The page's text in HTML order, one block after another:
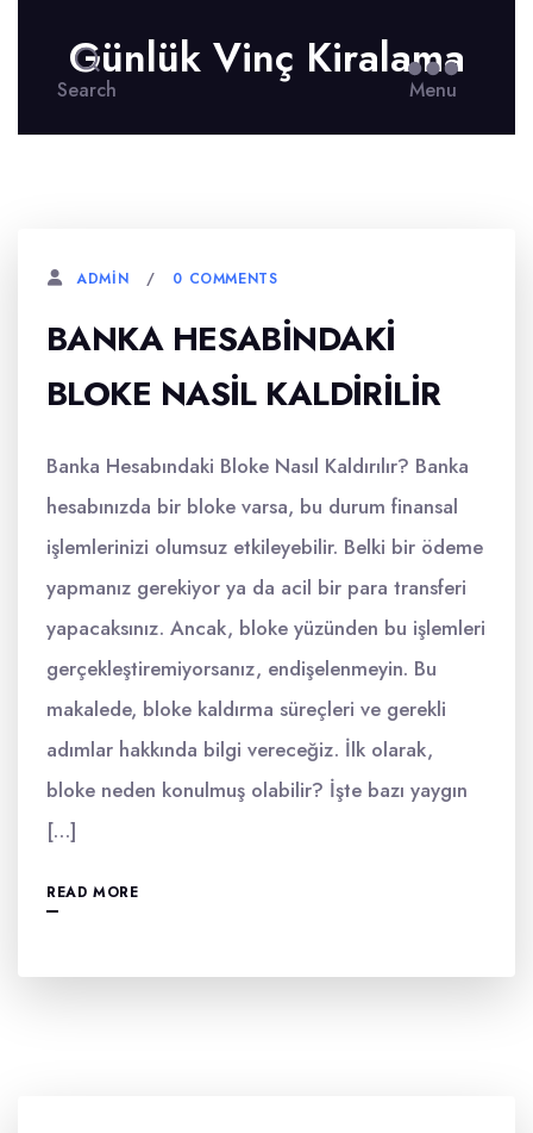
Search
Günlük Vinç Kiralama
Menu
ADMIN 0 COMMENTS
BANKA HESABINDAKI
BLOKE NASIL KALDIRILIR
Banka Hesabındaki Bloke Nasıl Kaldırılır? Banka
hesabınızda bir bloke varsa, bu durum finansal
işlemlerinizi olumsuz etkileyebilir. Belki bir ödeme
yapmanız gerekiyor ya da acil bir para transferi
yapacaksınız. Ancak, bloke yüzünden bu işlemleri
gerçekleştiremiyorsanız, endişelenmeyin. Bu
makalede, bloke kaldırma süreçleri ve gerekli
adımlar hakkında bilgi vereceğiz. İlk olarak,
bloke neden konulmuş olabilir? İşte bazı yaygın
[…]
READ MORE